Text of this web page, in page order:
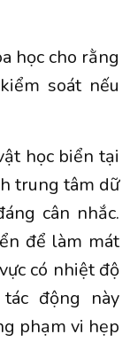
học cho rằng
soát nếu
học biển tại
trung tâm dữ
cân nhắc.
để làm mát
có nhiệt độ
động này
phạm vi hẹp